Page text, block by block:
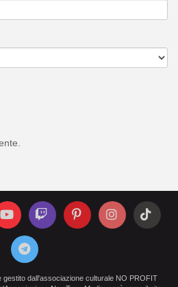
gestito dall'associazione culturale NO PROFIT